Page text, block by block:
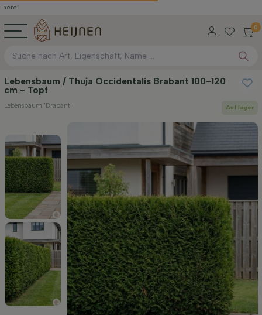
0
Lebensbaum / Thuja Occidentalis Brabant 100-120
cm - Topf
Lebensbaum 'Brabant' Auf lager